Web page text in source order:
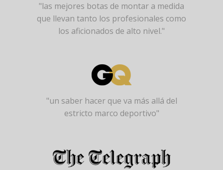
"las mejores botas de montar a medida
que llevan tanto los profesionales como
los aficionados de alto nivel."
"un saber hacer que va más allá del
estricto marco deportivo"